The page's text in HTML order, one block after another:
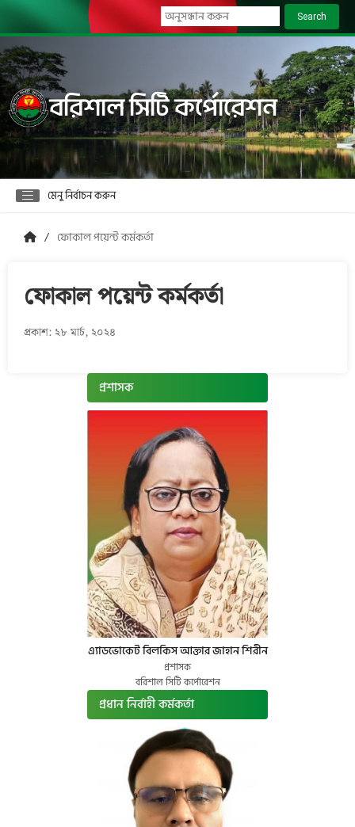
Search
বরিশাল সিটি কর্পোরেশন
মেনু নির্বাচন করুন
ফোকাল পয়েন্ট কর্মকর্তা
ফোকাল পয়েন্ট কর্মকর্তা
প্রকাশ: ২৮ মার্চ, ২০২৪
প্রশাসক
এ্যাডভোকেট বিলকিস আক্তার জাহান শিরীন
প্রশাসক
বরিশাল সিটি কর্পোরেশন
প্রধান নির্বাহী কর্মকর্তা